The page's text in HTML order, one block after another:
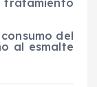
del
al esmalte